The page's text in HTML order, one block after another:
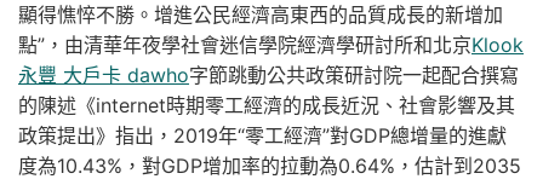
顯得憔悴不勝。增進公民經濟高東西的品質成長的新增加
點”，由清華年夜學社會迷信學院經濟學研討所和北京Klook
永豐 大戶卡 dawho字節跳動公共政策研討院一起配合撰寫
的陳述《internet時期零工經濟的成長近況、社會影響及其
政策提出》指出，2019年“零工經濟”對GDP總增量的進獻
度為10.43%，對GDP增加率的拉動為0.64%，估計到2035